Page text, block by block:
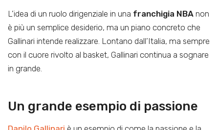
L’idea di un ruolo dirigenziale in una franchigia NBA non
è più un semplice desiderio, ma un piano concreto che
Gallinari intende realizzare. Lontano dall’Italia, ma sempre
con il cuore rivolto al basket, Gallinari continua a sognare
in grande.
Un grande esempio di passione